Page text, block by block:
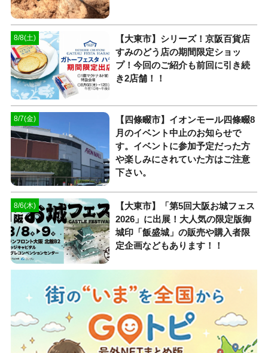
8/8(土)
【大東市】シリーズ！京阪百貨店
すみのどう店の期間限定ショッ
プ！今回のご紹介も前回に引き続
き2店舗！！
8/7(金)
【四條畷市】イオンモール四條畷8
月のイベント中止のお知らせで
す。イベントに参加予定だった方
や楽しみにされていた方はご注意
下さい。
8/6(木)
【大東市】「第5回大阪お城フェス
2026」に出展！大人気の限定版御
城印「飯盛城」の販売や購入者限
定企画などもあります！！